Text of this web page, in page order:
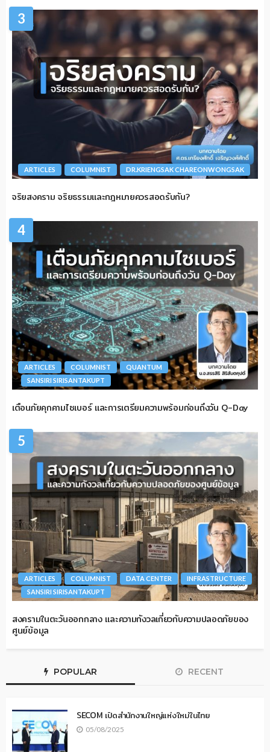
3
ARTICLES COLUMNIST DR.KRIENGSAK CHAREONWONGSAK
จริยสงคราม จริยธรรมและกฎหมายควรสอดรับกัน?
4
ARTICLES COLUMNIST
QUANTUM
SANSIRI SIRISANTAKUPT
เตือนภัยคุกคามไซเบอร์ และการเตรียมความพร้อมก่อนถึงวัน Q-Day
5
ARTICLES COLUMNIST DATA CENTER
INFRASTRUCTURE
SANSIRI SIRISANTAKUPT
สงครามในตะวันออกกลาง และความกังวลเกี่ยวกับความปลอดภัยของ
ศูนย์ข้อมูล
POPULAR RECENT
SECOM เปิดสำนักงานใหญ่แห่งใหม่ในไทย
05/08/2025